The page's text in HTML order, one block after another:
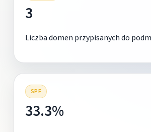
3
Liczba domen przypisanych do
SPF
33.3%